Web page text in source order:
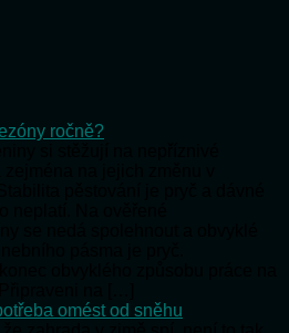
ročně?
omést od sněhu